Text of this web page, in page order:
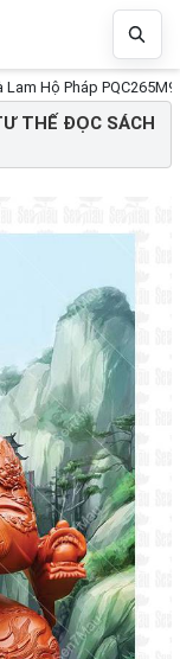
Lam Hộ Pháp
THẾ ĐỌC SÁCH